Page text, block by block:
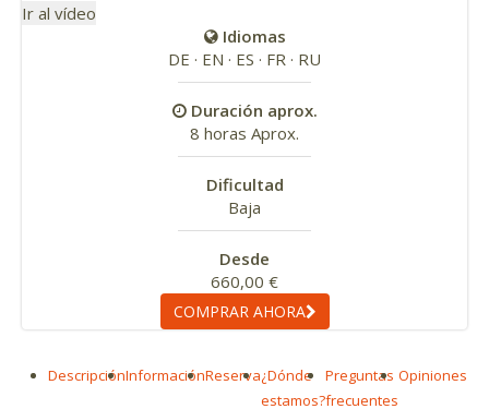
Ir al vídeo
Idiomas
DE · EN · ES · FR · RU
Duración aprox.
8 horas Aprox.
Dificultad
Baja
Desde
660,00 €
COMPRAR AHORA
DescripciónInformaciónReserva¿Dónde
estamos?
Preguntas
frecuentes
Opiniones